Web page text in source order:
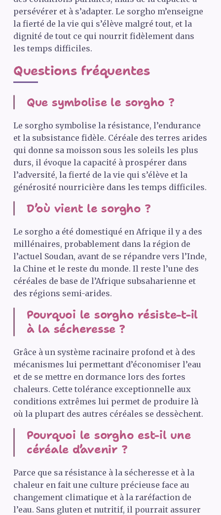
persévérer et à s’adapter. Le sorgho m’enseigne
la fierté de la vie qui s’élève malgré tout, et la
dignité de tout ce qui nourrit fidèlement dans
les temps difficiles.
Questions fréquentes
Que symbolise le sorgho ?
Le sorgho symbolise la résistance, l’endurance
et la subsistance fidèle. Céréale des terres arides
qui donne sa moisson sous les soleils les plus
durs, il évoque la capacité à prospérer dans
l’adversité, la fierté de la vie qui s’élève et la
générosité nourricière dans les temps difficiles.
D’où vient le sorgho ?
Le sorgho a été domestiqué en Afrique il y a des
millénaires, probablement dans la région de
l’actuel Soudan, avant de se répandre vers l’Inde,
la Chine et le reste du monde. Il reste l’une des
céréales de base de l’Afrique subsaharienne et
des régions semi-arides.
Pourquoi le sorgho résiste-t-il
à la sécheresse ?
Grâce à un système racinaire profond et à des
mécanismes lui permettant d’économiser l’eau
et de se mettre en dormance lors des fortes
chaleurs. Cette tolérance exceptionnelle aux
conditions extrêmes lui permet de produire là
où la plupart des autres céréales se dessèchent.
Pourquoi le sorgho est-il une
céréale d’avenir ?
Parce que sa résistance à la sécheresse et à la
chaleur en fait une culture précieuse face au
changement climatique et à la raréfaction de
l’eau. Sans gluten et nutritif, il pourrait assurer